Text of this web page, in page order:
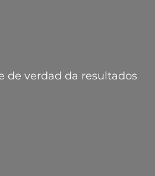
de verdad da resultados